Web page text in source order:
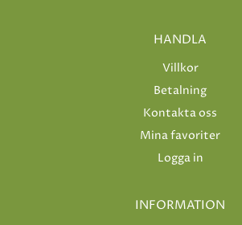
HANDLA
Villkor
Betalning
Kontakta oss
Mina favoriter
Logga in
INFORMATION